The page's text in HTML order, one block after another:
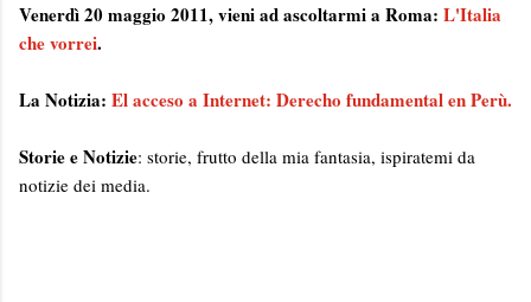
Venerdì 20 maggio 2011, vieni ad ascoltarmi a Roma: L'Italia
che vorrei.
La Notizia: El acceso a Internet: Derecho fundamental en Perù.
Storie e Notizie: storie, frutto della mia fantasia, ispiratemi da
notizie dei media.